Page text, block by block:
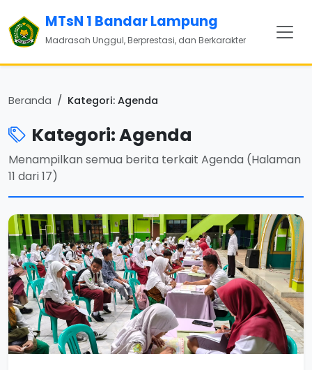
MTsN 1 Bandar Lampung
Madrasah Unggul, Berprestasi, dan Berkarakter
Beranda Kategori: Agenda
Kategori: Agenda
Menampilkan semua berita terkait Agenda (Halaman
11 dari 17)